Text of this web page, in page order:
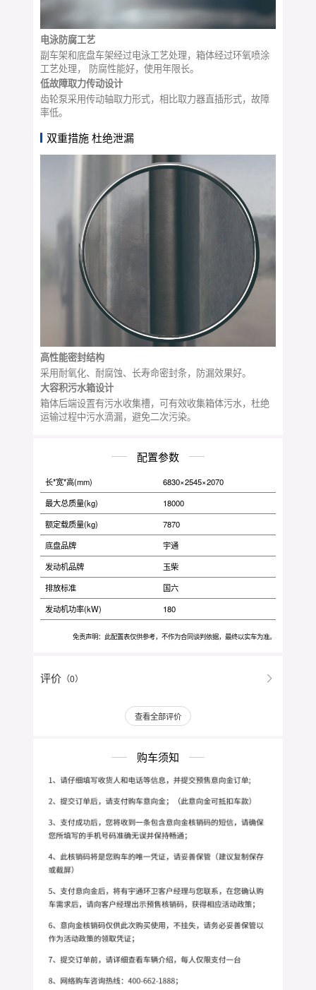
电泳防腐工艺
副车架和底盘车架经过电泳工艺处理，箱体经过环氧喷涂
工艺处理， 防腐性能好，使用年限长。
低故障取力传动设计
齿轮泵采用传动轴取力形式，相比取力器直插形式，故障
率低。
双重措施 杜绝泄漏
高性能密封结构
采用耐氧化、耐腐蚀、长寿命密封条，防漏效果好。
大容积污水箱设计
箱体后端设置有污水收集槽，可有效收集箱体污水，杜绝
运输过程中污水滴漏，避免二次污染。
配置参数
长*宽*高(mm)
6830×2545×2070
最大总质量(kg)
18000
额定载质量(kg)
7870
底盘品牌
宇通
发动机品牌
玉柴
排放标准
国六
发动机功率(kW)
180
免责声明：此配置表仅供参考，不作为合同谈判依据，最终以实车为准。
评价（0）
查看全部评价
购车须知